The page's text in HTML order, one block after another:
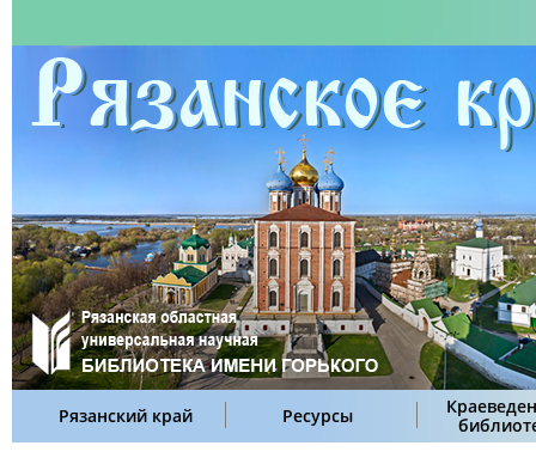
Рязанский край Ресурсы